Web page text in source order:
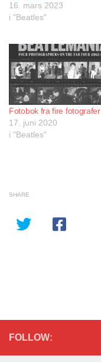
16. mars 2023
i "Beatles"
Fotobok fra fire fotografer
17. juni 2020
i "Beatles"
SHARE
FOLLOW: